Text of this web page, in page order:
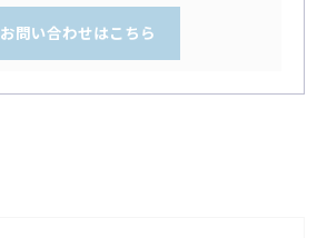
お問い合わせはこちら